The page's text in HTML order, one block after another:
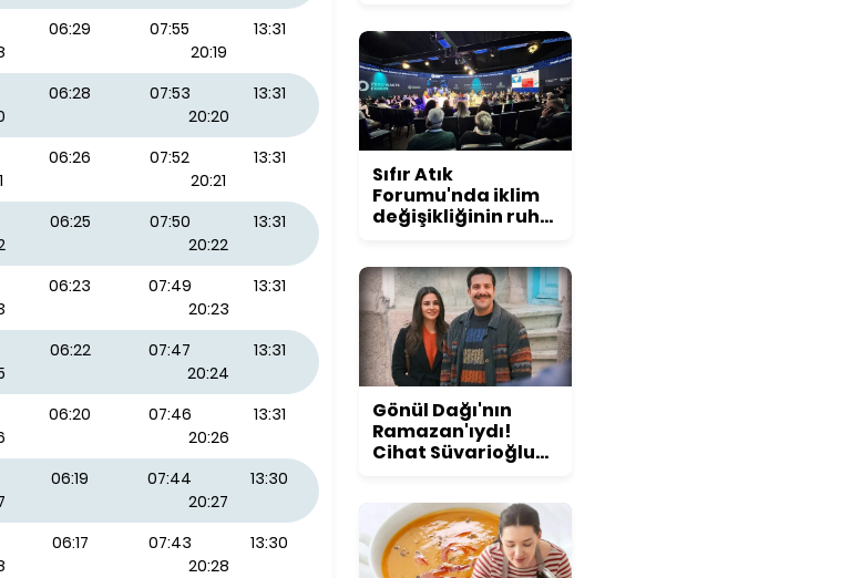
06:29 07:55
13:31
20:19
06:28 07:53
13:31
20:20
06:26 07:52
13:31
20:21
06:25 07:50
13:31
20:22
06:23 07:49
13:31
20:23
06:22 07:47
13:31
20:24
06:20 07:46
13:31
20:26
06:19 07:44
13:30
20:27
06:17 07:43
13:30
20:28
Sıfır Atık
Forumu'nda iklim
değişikliğinin ruh
Gönül Dağı'nın
Ramazan'ıydı!
Cihat Süvarioğlu
oluyor!